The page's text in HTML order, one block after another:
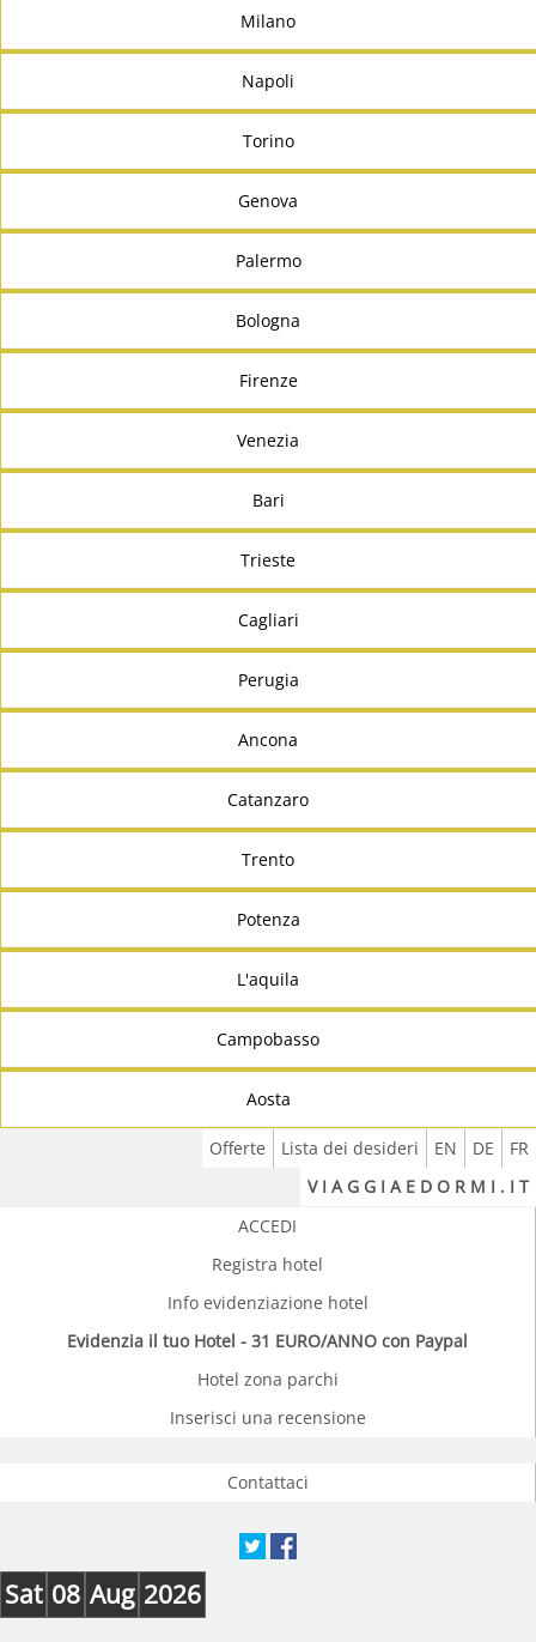
Milano
Napoli
Torino
Genova
Palermo
Bologna
Firenze
Venezia
Bari
Trieste
Cagliari
Perugia
Ancona
Catanzaro
Trento
Potenza
L'aquila
Campobasso
Aosta
FR
DE
EN
Lista dei desideri
Offerte
V I A G G I A E D O R M I . I T
ACCEDI
Registra hotel
Info evidenziazione hotel
Evidenzia il tuo Hotel - 31 EURO/ANNO con Paypal
Hotel zona parchi
Inserisci una recensione
Contattaci
Sat 08 Aug 2026